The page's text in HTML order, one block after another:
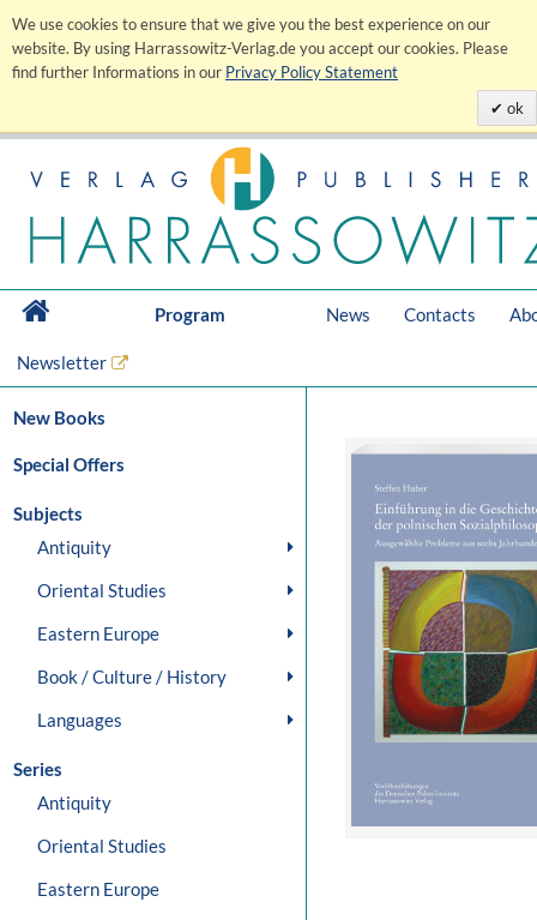
We use cookies to ensure that we give you the best experience on our
website. By using Harrassowitz-Verlag.de you accept our cookies. Please
find further Informations in our Privacy Policy Statement
ok
Program News Contacts
Newsletter
New Books
Special Offers
Subjects
Antiquity
Oriental Studies
Eastern Europe
Book / Culture / History
Languages
Series
Antiquity
Oriental Studies
Eastern Europe